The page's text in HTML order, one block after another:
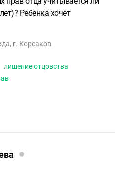
Ребенка хочет
, г. Корсаков
лишение отцовства